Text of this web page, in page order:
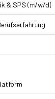
& SPS (m/w/d)